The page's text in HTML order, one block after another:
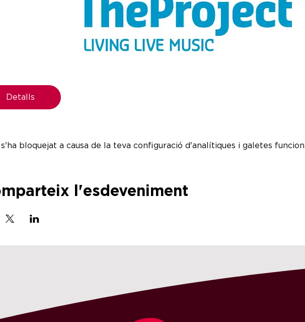
Detalls
bloquejat a causa de la teva configuració d'analítiques i galetes
l'esdeveniment